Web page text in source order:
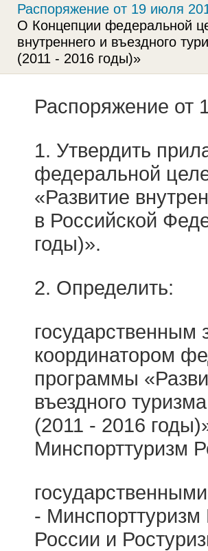
Распоряжение от 19 июля
О Концепции федеральной
внутреннего и въездного
(2011 - 2016 годы)»
Распоряжение от
1. Утвердить
федеральной
«Развитие
в Российской
годы)».
2. Определить:
государственным
координатором
программы
въездного
(2011 - 2016
Минспорттуризм
-
России и